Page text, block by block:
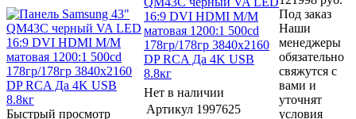
Быстрый просмотр
16:9 DVI HDMI M/M
матовая 1200:1 500cd
178гр/178гр 3840x2160
DP RCA Да 4K USB
8.8кг
Нет в наличии
Артикул 1997625
Под заказ
Наши
менеджеры
обязательно
свяжутся с
вами и
уточнят
условия